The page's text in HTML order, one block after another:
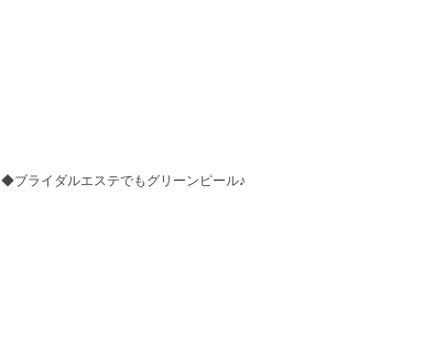
◆ブライダルエステでもグリーンピール♪